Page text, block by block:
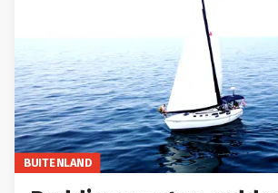
BUITENLAND